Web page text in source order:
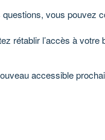
vous pouvez
rétablir l’accès à
accessible